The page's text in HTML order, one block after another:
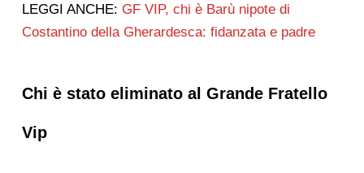
LEGGI ANCHE: GF VIP, chi è Barù nipote di
Costantino della Gherardesca: fidanzata e padre
Chi è stato eliminato al Grande Fratello
Vip